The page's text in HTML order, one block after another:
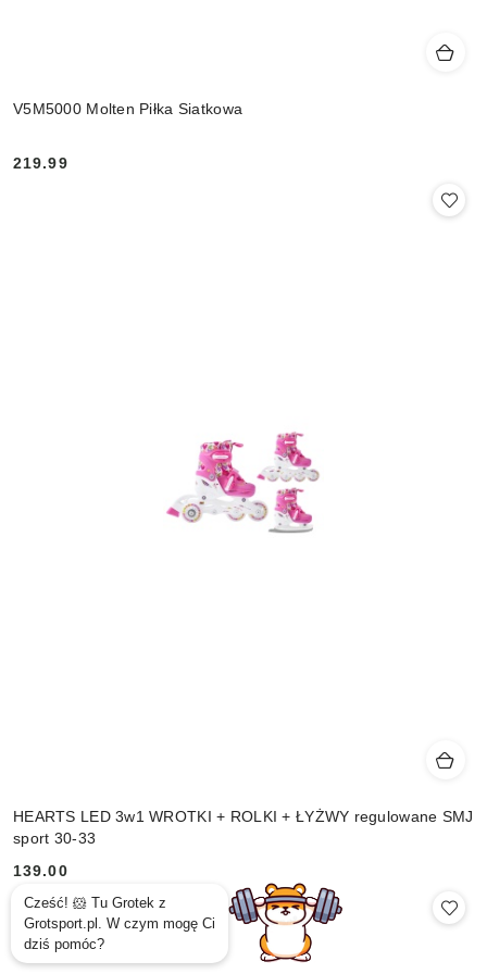
V5M5000 Molten Piłka Siatkowa
Cena:
219.99
HEARTS LED 3w1 WROTKI + ROLKI + ŁYŻWY regulowane SMJ
sport 30-33
Cena:
139.00